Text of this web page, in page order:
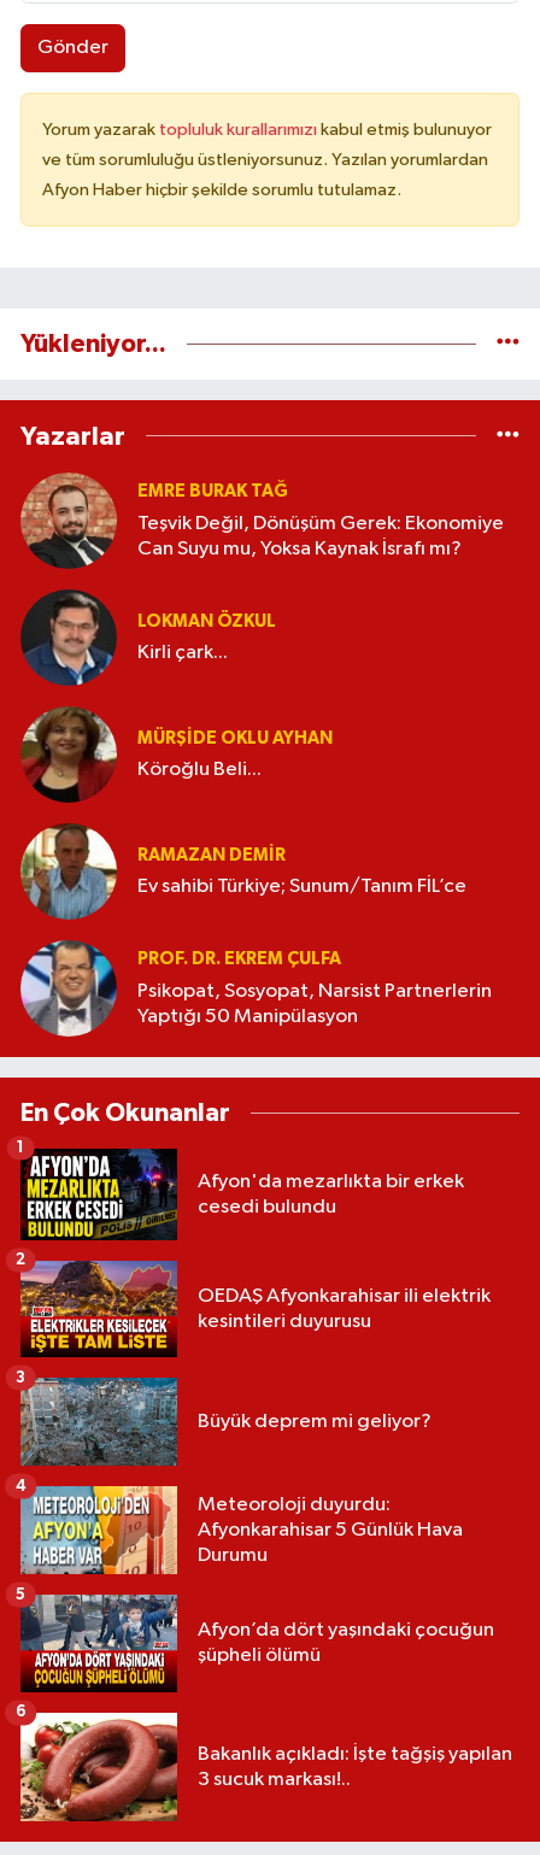
Gönder
Yorum yazarak topluluk kurallarımızı kabul etmiş bulunuyor
ve tüm sorumluluğu üstleniyorsunuz. Yazılan yorumlardan
Afyon Haber hiçbir şekilde sorumlu tutulamaz.
Yükleniyor...
Yazarlar
EMRE BURAK TAĞ
Teşvik Değil, Dönüşüm Gerek: Ekonomiye
Can Suyu mu, Yoksa Kaynak İsrafı mı?
LOKMAN ÖZKUL
Kirli çark...
MÜRŞIDE OKLU AYHAN
Köroğlu Beli...
RAMAZAN DEMİR
Ev sahibi Türkiye; Sunum/Tanım FİL’ce
PROF. DR. EKREM ÇULFA
Psikopat, Sosyopat, Narsist Partnerlerin
Yaptığı 50 Manipülasyon
En Çok Okunanlar
Afyon'da mezarlıkta bir erkek
cesedi bulundu
1
OEDAŞ Afyonkarahisar ili elektrik
kesintileri duyurusu
2
Büyük deprem mi geliyor?
3
Meteoroloji duyurdu:
Afyonkarahisar 5 Günlük Hava
Durumu
4
Afyon’da dört yaşındaki çocuğun
şüpheli ölümü
5
Bakanlık açıkladı: İşte tağşiş yapılan
3 sucuk markası!..
6